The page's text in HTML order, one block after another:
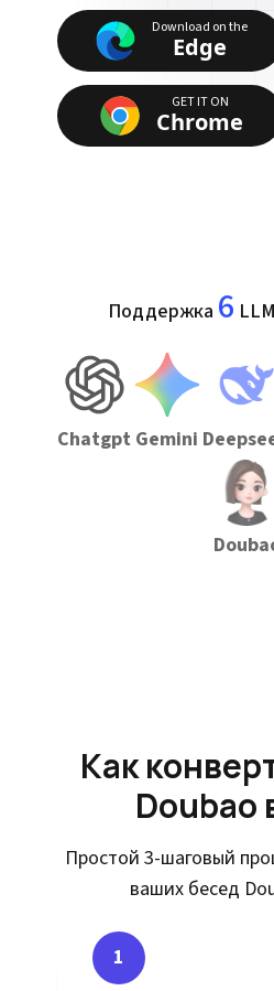
Download on the
Edge
GET IT ON
Chrome
Поддержка 6
Chatgpt Gemini
Как
Doubao
Простой 3-шаговый
ваших бесед
1